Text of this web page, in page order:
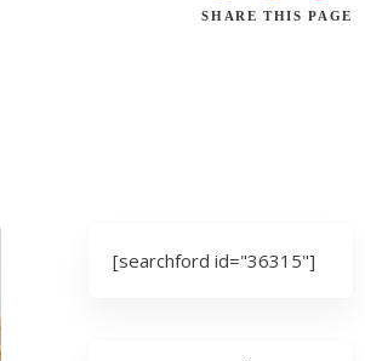
SHARE THIS PAGE
[searchford id="36315"]